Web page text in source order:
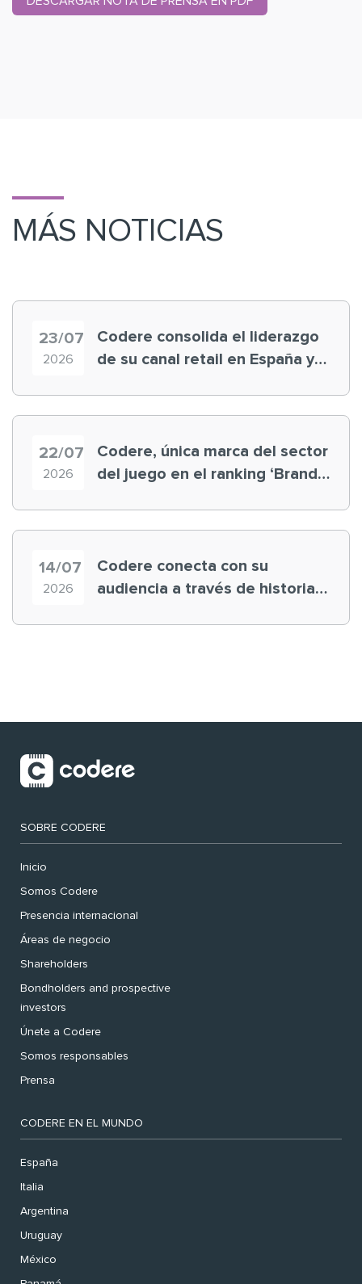
MÁS NOTICIAS
23/07
2026
Codere consolida el liderazgo
de su canal retail en España y
22/07
2026
Codere, única marca del sector
del juego en el ranking ‘Brand
14/07
2026
Codere conecta con su
audiencia a través de historias
SOBRE CODERE
Inicio
Somos Codere
Presencia internacional
Áreas de negocio
Shareholders
Bondholders and prospective
investors
Únete a Codere
Somos responsables
Prensa
CODERE EN EL MUNDO
España
Italia
Argentina
Uruguay
México